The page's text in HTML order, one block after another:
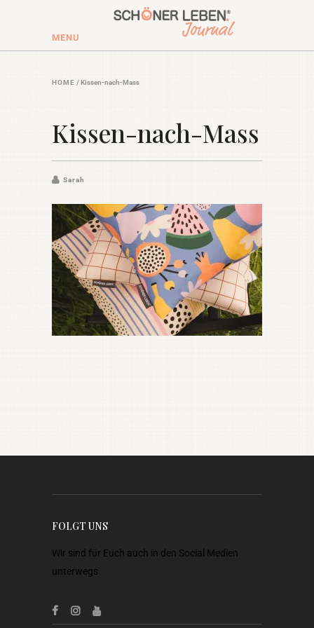
MENU
HOME /Kissen-nach-Mass
Kissen-nach-Mass
Sarah
FOLGT UNS
Wir sind für Euch auch in den Social Medien
unterwegs